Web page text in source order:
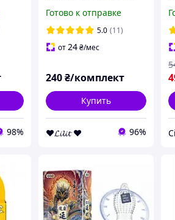
98%
пенис член
презерватив секс с
усами шипы усы Есть
опт
Готово к отправке
5.0 (11)
от24 ₴/мес
240 ₴/комплект
Купить
❤𝓛𝓲𝓵𝓲𝓽 ❤ 96%